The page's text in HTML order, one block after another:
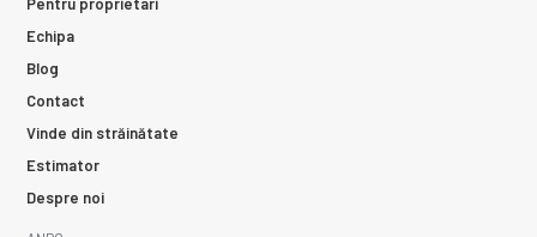
Echipa
Blog
Contact
Vinde din străinătate
Estimator
Despre noi